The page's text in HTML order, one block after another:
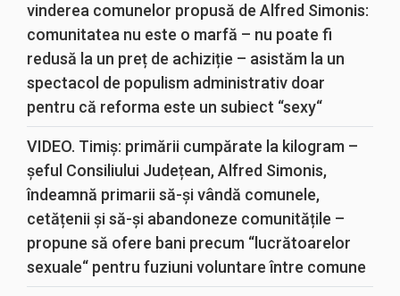
vinderea comunelor propusă de Alfred Simonis:
comunitatea nu este o marfă – nu poate fi
redusă la un preț de achiziție – asistăm la un
spectacol de populism administrativ doar
pentru că reforma este un subiect “sexy“
VIDEO. Timiș: primării cumpărate la kilogram –
șeful Consiliului Județean, Alfred Simonis,
îndeamnă primarii să-și vândă comunele,
cetățenii și să-și abandoneze comunitățile –
propune să ofere bani precum “lucrătoarelor
sexuale“ pentru fuziuni voluntare între comune